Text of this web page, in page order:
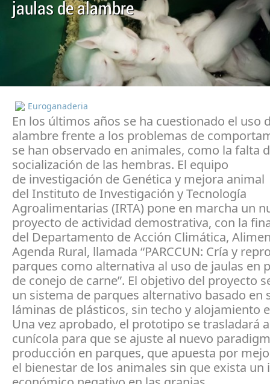
jaulas de alambre
Euroganaderia
En los últimos años se ha cuestionado el uso
alambre frente a los problemas de
se han observado en animales, como la falta
socialización de las hembras. El equipo
de investigación de Genética y mejora animal
del Instituto de Investigación y Tecnología
Agroalimentarias (IRTA) pone en marcha un
proyecto de actividad demostrativa, con la
del Departamento de Acción Climática,
Agenda Rural, llamada “PARCCUN: Cría y
parques como alternativa al uso de jaulas en
de conejo de carne”. El objetivo del proyecto
un sistema de parques alternativo basado en
láminas de plásticos, sin techo y alojamiento
Una vez aprobado, el prototipo se trasladará
cunícola para que se ajuste al nuevo
producción en parques, que apuesta por
el bienestar de los animales sin que exista un